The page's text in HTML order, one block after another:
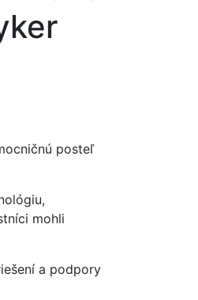
posteľ
mohli
a podpory